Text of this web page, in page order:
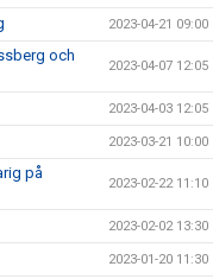
2023-04-21 09:00
och
2023-04-07 12:05
2023-04-03 12:05
2023-03-21 10:00
på
2023-02-22 11:10
2023-02-02 13:30
2023-01-20 11:30